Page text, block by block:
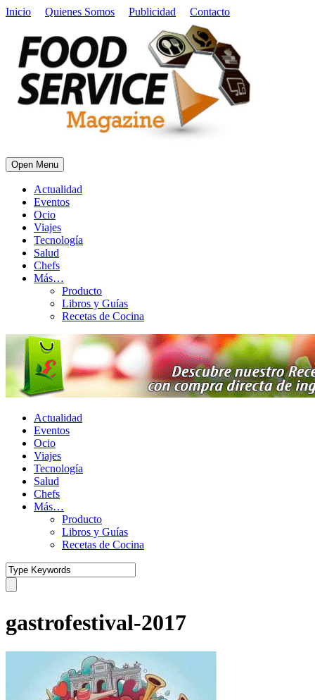
Inicio Quienes Somos Publicidad Contacto
Open Menu
Actualidad
Eventos
Ocio
Viajes
Tecnología
Salud
Chefs
Más…
Producto
Libros y Guías
Recetas de Cocina
Actualidad
Eventos
Ocio
Viajes
Tecnología
Salud
Chefs
Más…
Producto
Libros y Guías
Recetas de Cocina
gastrofestival-2017